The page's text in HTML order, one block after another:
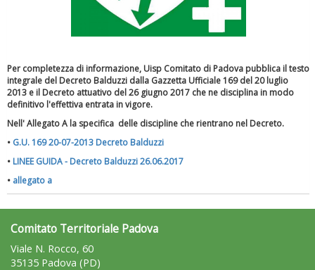
Per completezza di informazione, Uisp Comitato di Padova pubblica il testo
integrale del Decreto Balduzzi dalla Gazzetta Ufficiale 169 del 20 luglio
2013 e il Decreto attuativo del 26 giugno 2017 che ne disciplina in modo
definitivo l'effettiva entrata in vigore.
Nell' Allegato A la specifica delle discipline che rientrano nel Decreto.
• G.U. 169 20-07-2013 Decreto Balduzzi
• LINEE GUIDA - Decreto Balduzzi 26.06.2017
• allegato a
Comitato Territoriale Padova
Viale N. Rocco, 60
35135 Padova (PD)